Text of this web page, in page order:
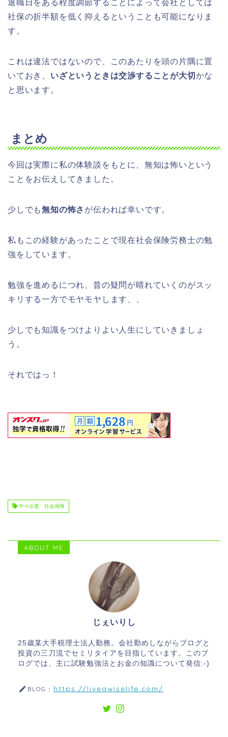
退職日をある程度調節することによって会社としては
社保の折半額を低く抑えるということも可能になりま
す。
これは違法ではないので、このあたりを頭の片隅に置
いておき、 いざというときは交渉することが大切 かな
と思います。
まとめ
今回は実際に私の体験談をもとに、無知は怖いという
ことをお伝えしてきました。
少しでも無知の怖さ が伝われば幸いです。
私もこの経験があったことで現在社会保険労務士の勉
強をしています。
勉強を進めるにつれ、昔の疑問が晴れていくのがスッ
キリする一方でモヤモヤします、、
少しでも知識をつけよりよい人生にしていきましょ
う。
それではっ！
中小企業 社会保険
ABOUT ME
じぇいりし
25歳某大手税理士法人勤務。会社勤めしながらブログと
投資の三刀流でセミリタイアを目指しています。このブ
ログでは、主に試験勉強法とお金の知識について発信:-)
BLOG： https://liveawiselife.com/